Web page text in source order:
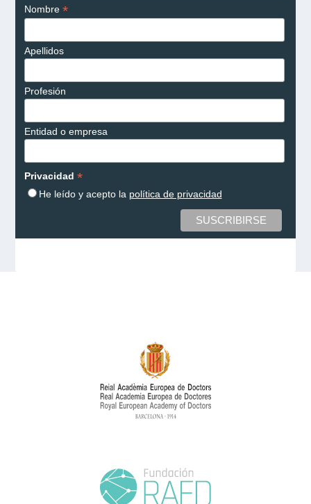
Nombre *
Apellidos
Profesión
Entidad o empresa
Privacidad *
He leído y acepto la política de privacidad